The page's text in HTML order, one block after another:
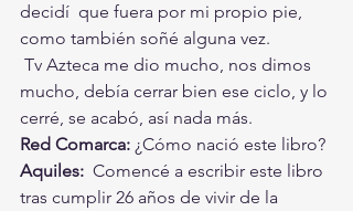
decidí  que fuera por mi propio pie,
como también soñé alguna vez.
mucho, debía cerrar bien ese ciclo, y lo
cerré, se acabó, así nada más.
Red Comarca: ¿Cómo nació este libro?
Aquiles:
  Comencé a escribir este libro
tras cumplir 26 años de vivir de la